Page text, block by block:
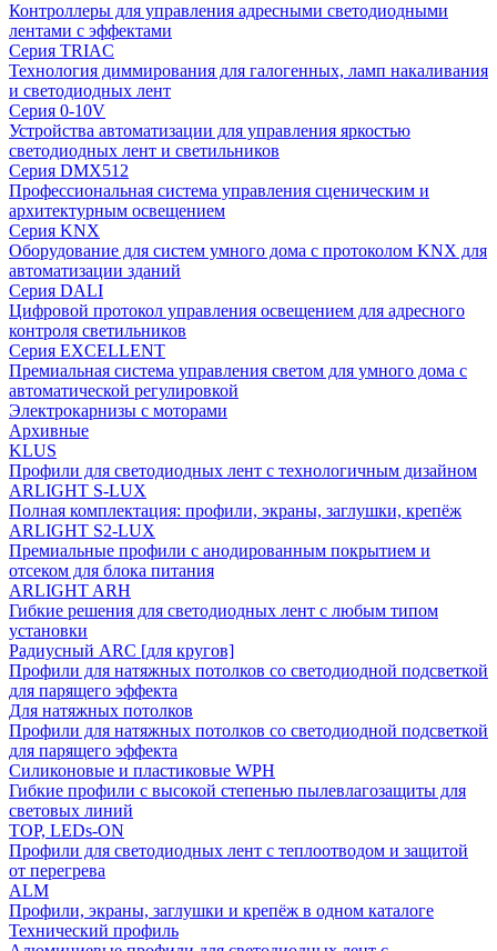
Контроллеры для управления адресными светодиодными
лентами с эффектами
Серия TRIAC
Технология диммирования для галогенных, ламп накаливания
и светодиодных лент
Серия 0-10V
Устройства автоматизации для управления яркостью
светодиодных лент и светильников
Серия DMX512
Профессиональная система управления сценическим и
архитектурным освещением
Серия KNX
Оборудование для систем умного дома с протоколом KNX для
автоматизации зданий
Серия DALI
Цифровой протокол управления освещением для адресного
контроля светильников
Серия EXCELLENT
Премиальная система управления светом для умного дома с
автоматической регулировкой
Электрокарнизы с моторами
Архивные
KLUS
Профили для светодиодных лент с технологичным дизайном
ARLIGHT S-LUX
Полная комплектация: профили, экраны, заглушки, крепёж
ARLIGHT S2-LUX
Премиальные профили с анодированным покрытием и
отсеком для блока питания
ARLIGHT ARH
Гибкие решения для светодиодных лент с любым типом
установки
Радиусный ARC [для кругов]
Профили для натяжных потолков со светодиодной подсветкой
для парящего эффекта
Для натяжных потолков
Профили для натяжных потолков со светодиодной подсветкой
для парящего эффекта
Силиконовые и пластиковые WPH
Гибкие профили с высокой степенью пылевлагозащиты для
световых линий
TOP, LEDs-ON
Профили для светодиодных лент с теплоотводом и защитой
от перегрева
ALM
Профили, экраны, заглушки и крепёж в одном каталоге
Технический профиль